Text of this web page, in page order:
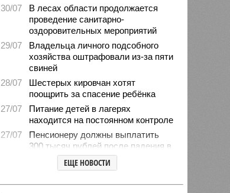
30/07
В лесах области продолжается
проведение санитарно-
оздоровительных мероприятий
29/07
Владельца личного подсобного
хозяйства оштрафовали из-за пяти
свиней
28/07
Шестерых кировчан хотят
поощрить за спасение ребёнка
27/07
Питание детей в лагерях
находится на постоянном контроле
27/07
Пенсионеру должны выплатить
300 тысяч рублей после падения в
гололёд
В регионе обновлён порядок
предоставления госимущества в
ЕЩЕ НОВОСТИ